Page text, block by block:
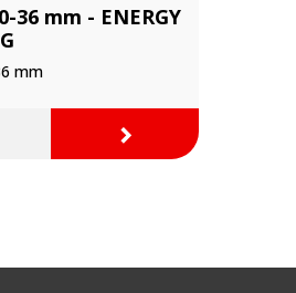
36 mm - ENERGY
mm
>